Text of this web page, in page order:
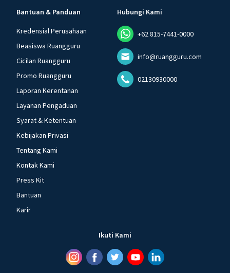
Bantuan & Panduan
Kredensial Perusahaan
Beasiswa Ruangguru
Cicilan Ruangguru
Promo Ruangguru
Laporan Kerentanan
Layanan Pengaduan
Syarat & Ketentuan
Kebijakan Privasi
Tentang Kami
Kontak Kami
Press Kit
Bantuan
Karir
Hubungi Kami
+62 815-7441-0000
info@ruangguru.com
02130930000
Ikuti Kami